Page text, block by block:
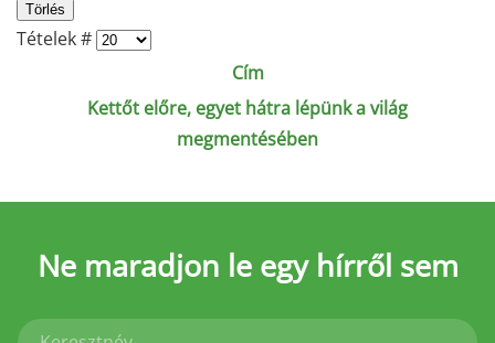
Törlés
Tételek #
Cím
Kettőt előre, egyet hátra lépünk a világ
megmentésében
Ne maradjon le egy hírről sem